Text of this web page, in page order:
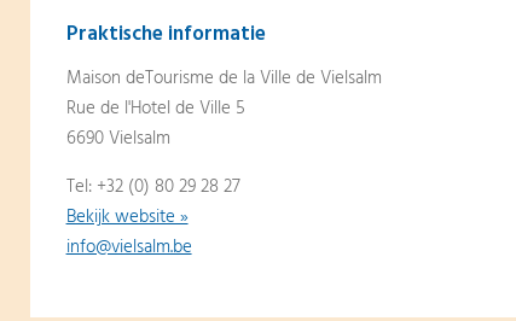
Praktische informatie
Maison deTourisme de la Ville de Vielsalm
Rue de l'Hotel de Ville 5
6690 Vielsalm
Tel: +32 (0) 80 29 28 27
Bekijk website »
info@vielsalm.be